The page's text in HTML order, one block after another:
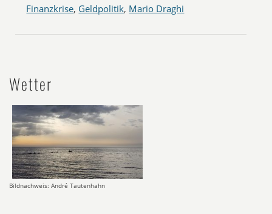
Finanzkrise, Geldpolitik, Mario Draghi
Wetter
Bildnachweis: André Tautenhahn